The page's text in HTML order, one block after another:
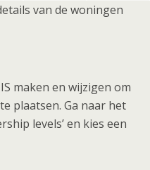
van de woningen
maken en wijzigen om
plaatsen. Ga naar het
levels’ en kies een